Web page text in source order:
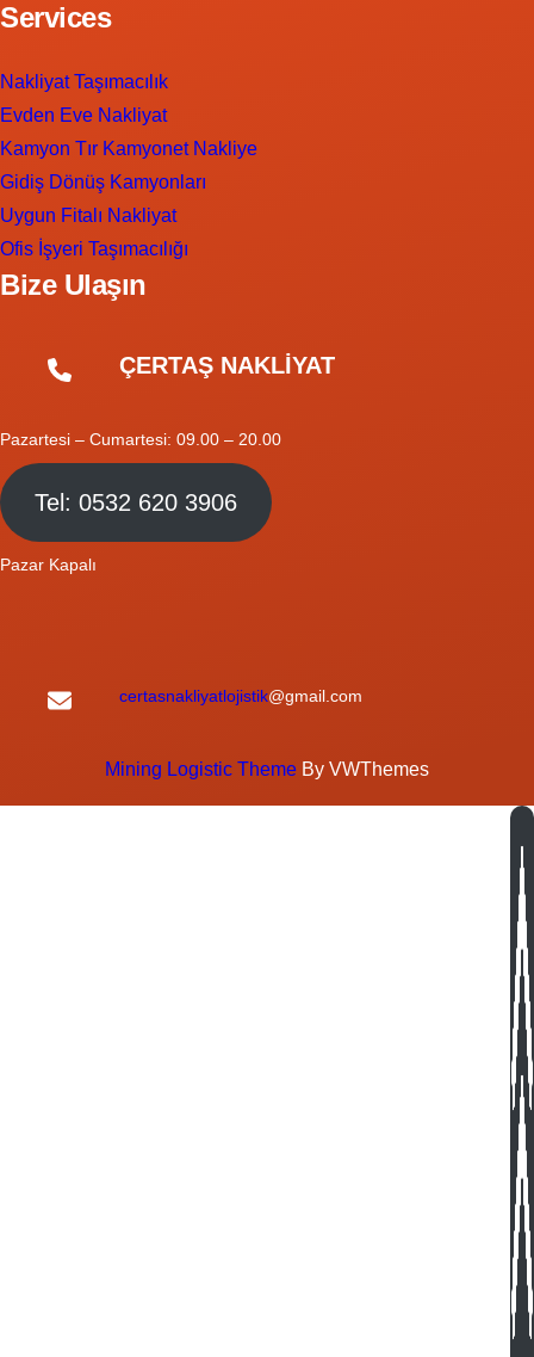
Services
Nakliyat Taşımacılık
Evden Eve Nakliyat
Kamyon Tır Kamyonet Nakliye
Gidiş Dönüş Kamyonları
Uygun Fitalı Nakliyat
Ofis İşyeri Taşımacılığı
Bize Ulaşın
ÇERTAŞ NAKLİYAT
Pazartesi – Cumartesi: 09.00 – 20.00
Tel: 0532 620 3906
Pazar Kapalı
certasnakliyatlojistik@gmail.com
Mining Logistic Theme By VWThemes